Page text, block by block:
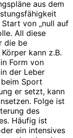
aus dem
von „null auf
All diese
die be
kann z.B.
Form von
der Leber
Sport
er setzt, kann
Folge ist
des
Häufig ist
ein intensives